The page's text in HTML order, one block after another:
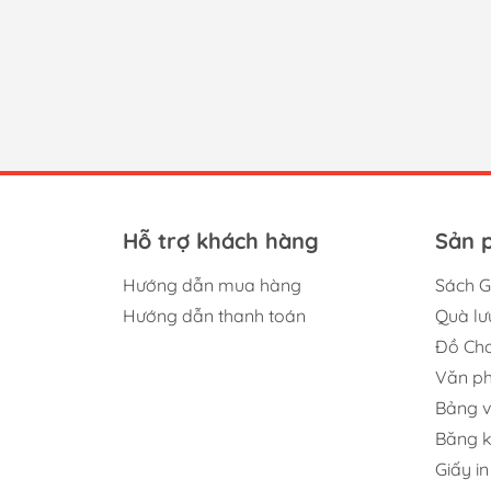
Hỗ trợ khách hàng
Hướng dẫn mua hàng
Hướng dẫn thanh toán
Sản
Sách
Quà
Đồ
Văn
Bảng
Băng
Giấy in